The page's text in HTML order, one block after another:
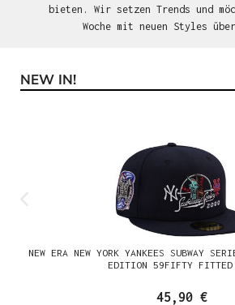
bieten. Wir setzen Trends und
Woche mit neuen Styles
Produktgalerie überspringen
NEW IN!
NEW ERA NEW YORK YANKEES SUBWAY
EDITION 59FIFTY FITTED
45,90 €